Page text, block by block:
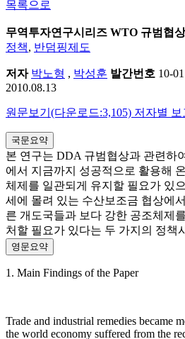
목록으로
무역투자연구시리즈 WTO 규범협
정책, 반덤핑제도
저자 박노형 , 박성훈 발간번호 10-01
2010.08.13
원문보기(다운로드:3,105) 저자별 보
국문요약
본 연구는 DDA 규범협상과 관련하
에서 지금까지 성공적으로 활용해
체제를 일관되게 유지할 필요가 있
세에 몰려 있는 수산보조금 협상에
른 개도국들과 보다 강한 공조체제
처할 필요가 있다는 두 가지의 정책
영문요약
1. Main Findings of the Paper
Trade and industrial remedies became
the world economy suffered from the